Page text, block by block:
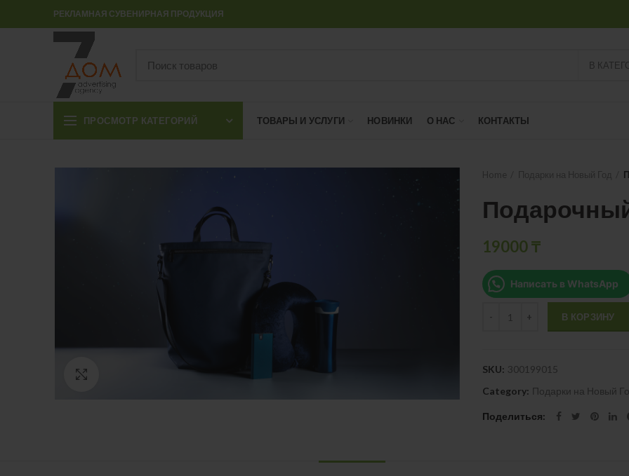
РЕКЛАМНАЯ СУВЕНИРНАЯ ПРОДУКЦИЯ
В
ПРОСМОТР КАТЕГОРИЙ ТОВАРЫ И УСЛУГИ НОВИНКИ О НАС КОНТАКТЫ
Нажмите, чтобы увеличить
19000₸
Написать в WhatsApp
В КОРЗИНУ
SKU: 300199015
Category: Подарки на Новый
Поделиться